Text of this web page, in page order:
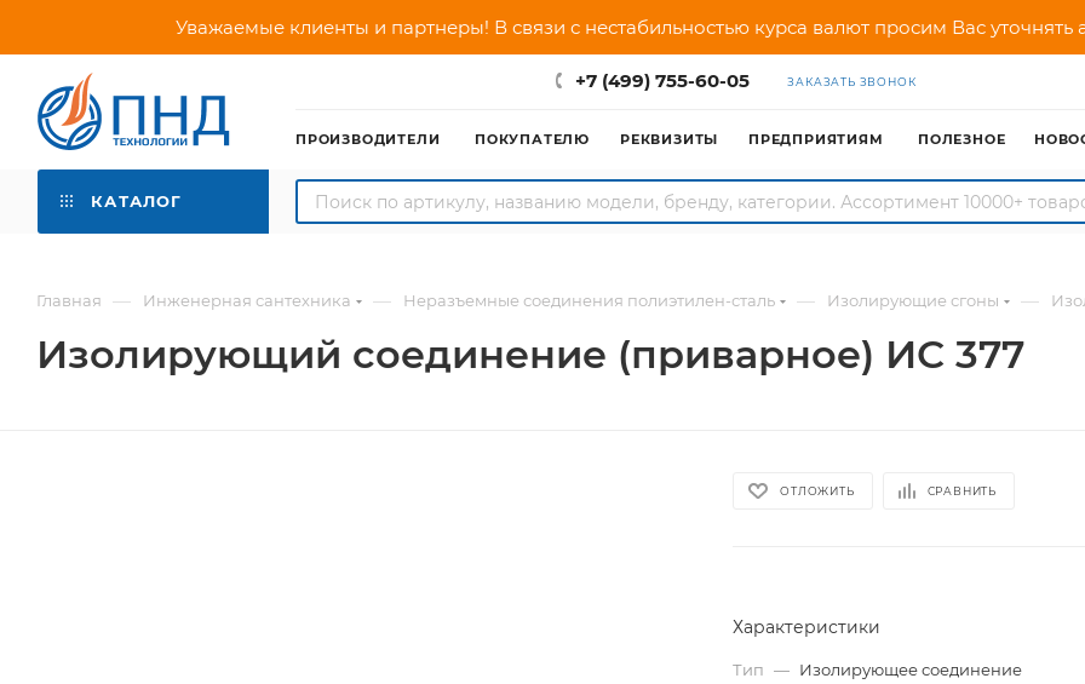
Уважаемые клиенты и партнеры! В связи с нестабильностью курса валют просим Вас
+7 (499) 755-60-05 ЗАКАЗАТЬ ЗВОНОК
ПРОИЗВОДИТЕЛИ ПОКУПАТЕЛЮ РЕКВИЗИТЫ ПРЕДПРИЯТИЯМ ПОЛЕЗНОЕ
КАТАЛОГ
Главная — Инженерная сантехника — Неразъемные соединения полиэтилен-сталь — Изолирующие сгоны —
Изолирующий соединение (приварное) ИС 377
ОТЛОЖИТЬ СРАВНИТЬ
Характеристики
Тип — Изолирующее соединение